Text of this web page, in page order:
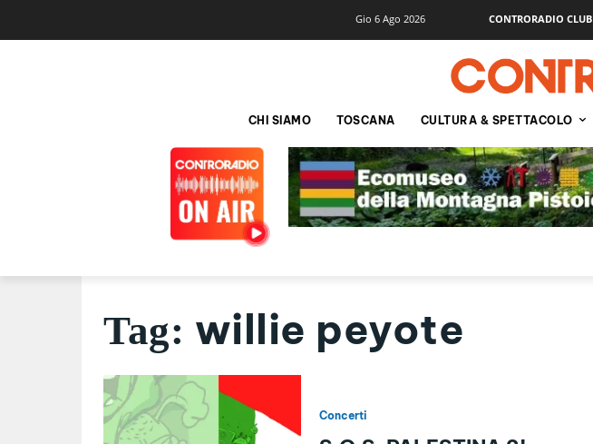
Gio 6 Ago 2026 CONTRORADIO CLUB
CHI SIAMO TOSCANA CULTURA & SPETTACOLO
Tag: willie peyote
Concerti